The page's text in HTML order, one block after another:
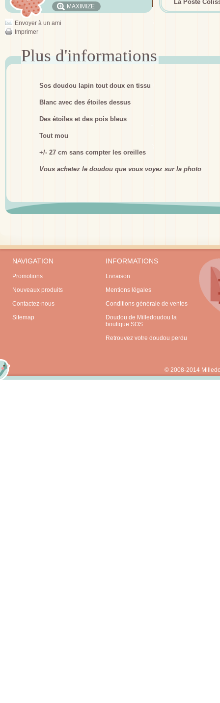
MAXIMIZE
Envoyer à un ami
Imprimer
La Poste
Sos doudou lapin tout doux en tissu
Blanc avec des étoiles dessus
Des étoiles et des pois bleus
Tout mou
+/- 27 cm sans compter les oreilles
Vous achetez le doudou que vous voyez sur la photo
NAVIGATION
Promotions
Nouveaux produits
Contactez-nous
Sitemap
INFORMATIONS
Livraison
Mentions légales
Conditions générale de ventes
Doudou de Milledoudou la
boutique SOS
Retrouvez votre doudou perdu
© 2008-2014